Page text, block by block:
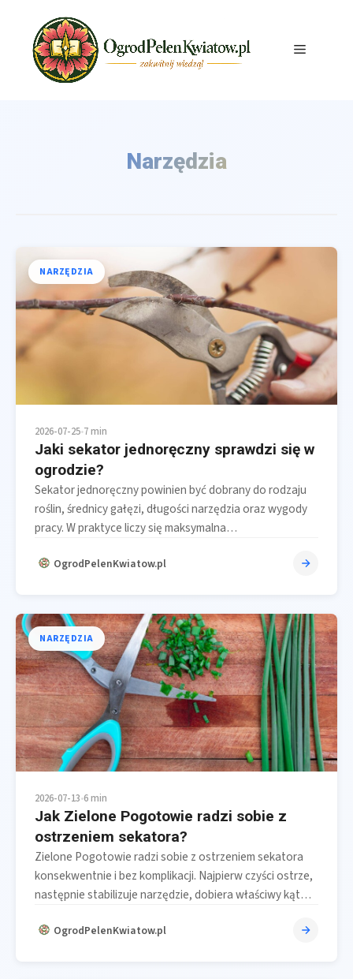
Menu
Narzędzia
NARZĘDZIA
2026-07-25•7 min
Jaki sekator jednoręczny sprawdzi się w
ogrodzie?
Sekator jednoręczny powinien być dobrany do rodzaju
roślin, średnicy gałęzi, długości narzędzia oraz wygody
pracy. W praktyce liczy się maksymalna…
OgrodPelenKwiatow.pl
NARZĘDZIA
2026-07-13•6 min
Jak Zielone Pogotowie radzi sobie z
ostrzeniem sekatora?
Zielone Pogotowie radzi sobie z ostrzeniem sekatora
konsekwentnie i bez komplikacji. Najpierw czyści ostrze,
następnie stabilizuje narzędzie, dobiera właściwy kąt…
OgrodPelenKwiatow.pl